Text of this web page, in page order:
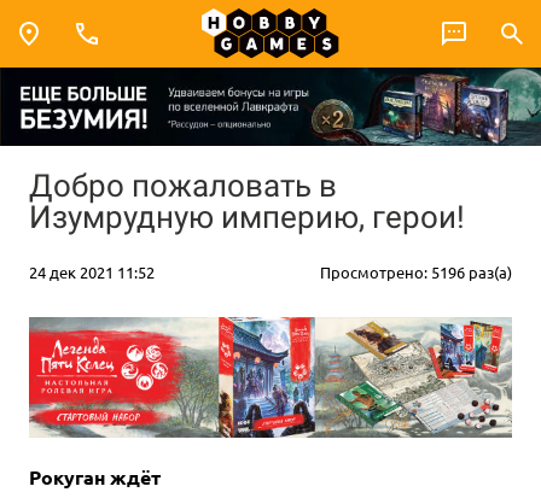
Добро пожаловать в
Изумрудную империю, герои!
24 дек 2021 11:52 Просмотрено: 5196 раз(а)
Рокуган ждёт